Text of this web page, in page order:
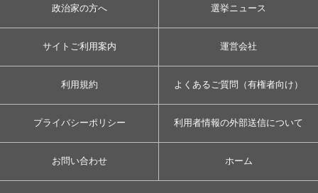
政治家の方へ 選挙ニュース
サイトご利用案内 運営会社
利用規約 よくあるご質問（有権者向け）
プライバシーポリシー 利用者情報の外部送信について
お問い合わせ ホーム